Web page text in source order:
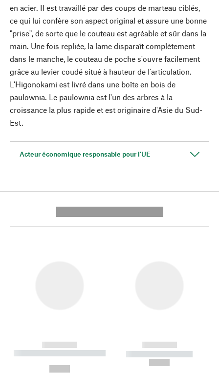
en acier. Il est travaillé par des coups de marteau ciblés,
ce qui lui confère son aspect original et assure une bonne
"prise", de sorte que le couteau est agréable et sûr dans la
main. Une fois repliée, la lame disparaît complètement
dans le manche, le couteau de poche s'ouvre facilement
grâce au levier coudé situé à hauteur de l'articulation.
L'Higonokami est livré dans une boîte en bois de
paulownia. Le paulownia est l'un des arbres à la
croissance la plus rapide et est originaire d'Asie du Sud-
Est.
Acteur économique responsable pour l'UE
------------
----------- ----------- --------
------------
----------- -----------